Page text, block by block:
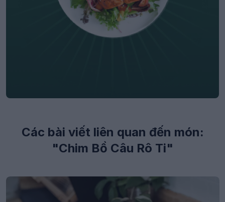
Các bài viết liên quan đến món:
"Chim Bồ Câu Rô Ti"